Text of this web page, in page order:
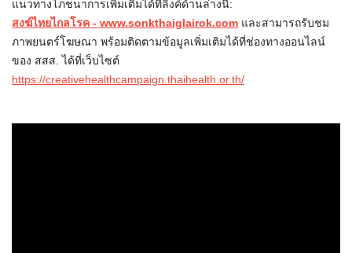
แนวทางโภชนาการเพิ่มเติมได้ที่ลิ้งค์ด้านล่างนี้:
สงฆ์ไทยไกลโรค - www.sonkthaiglairok.com และสามารถรับชม
ภาพยนตร์โฆษณา พร้อมติดตามข้อมูลเพิ่มเติมได้ที่ช่องทางออนไลน์
ของ สสส. ได้ที่เว็บไซต์
https://creativehealthcampaign.thaihealth.or.th/